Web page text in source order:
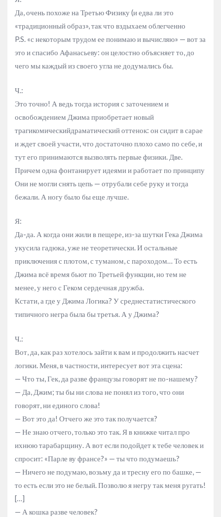
Да, очень похоже на Третью Физику (и едва ли это
«традиционный образ», так что вздыхаем облегченно
P.S. «с некоторым трудом ее понимаю и вычисляю» — вот за
это и спасибо Афанасьеву: он целостно объясняет то, до
чего мы каждый из своего угла не додумались бы.
Ч.:
Это точно! А ведь тогда история с заточением и
освобождением Джима приобретает новый
трагикомическийдраматический оттенок: он сидит в сарае
и ждет своей участи, что достаточно плохо само по себе, и
тут его принимаются вызволять первые физики. Две.
Причем одна фонтанирует идеями и работает по принципу
Они не могли снять цепь — отрубали себе руку и тогда
бежали. А ногу было бы еще лучше.
Я:
Да-да. А когда они жили в пещере, из-за шутки Гека Джима
укусила гадюка, уже не теоретически. И остальные
приключения с плотом, с туманом, с пароходом… То есть
Джима всё время бьют по Третьей функции, но тем не
менее, у него с Геком сердечная дружба.
Кстати, а где у Джима Логика? У среднестатистического
типичного негра была бы третья. А у Джима?
Ч.:
Вот, да, как раз хотелось зайти к вам и продолжить насчет
логики. Меня, в частности, интересует вот эта сцена:
— Что ты, Гек, да разве французы говорят не по-нашему?
— Да, Джим; ты бы ни слова не понял из того, что они
говорят, ни единого слова!
— Вот это да! Отчего же это так получается?
— Не знаю отчего, только это так. Я в книжке читал про
ихнюю тарабарщину. А вот если подойдет к тебе человек и
спросит: «Парле ву франсе?» — ты что подумаешь?
— Ничего не подумаю, возьму да и тресну его по башке, —
то есть если это не белый. Позволю я негру так меня ругать!
[…]
— А кошка разве человек?